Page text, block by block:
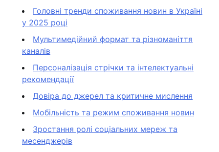
Головні тренди споживання новин в Україні
у 2025 році
Мультимедійний формат та різноманіття
каналів
Персоналізація стрічки та інтелектуальні
рекомендації
Довіра до джерел та критичне мислення
Мобільність та режим споживання новин
Зростання ролі соціальних мереж та
месенджерів